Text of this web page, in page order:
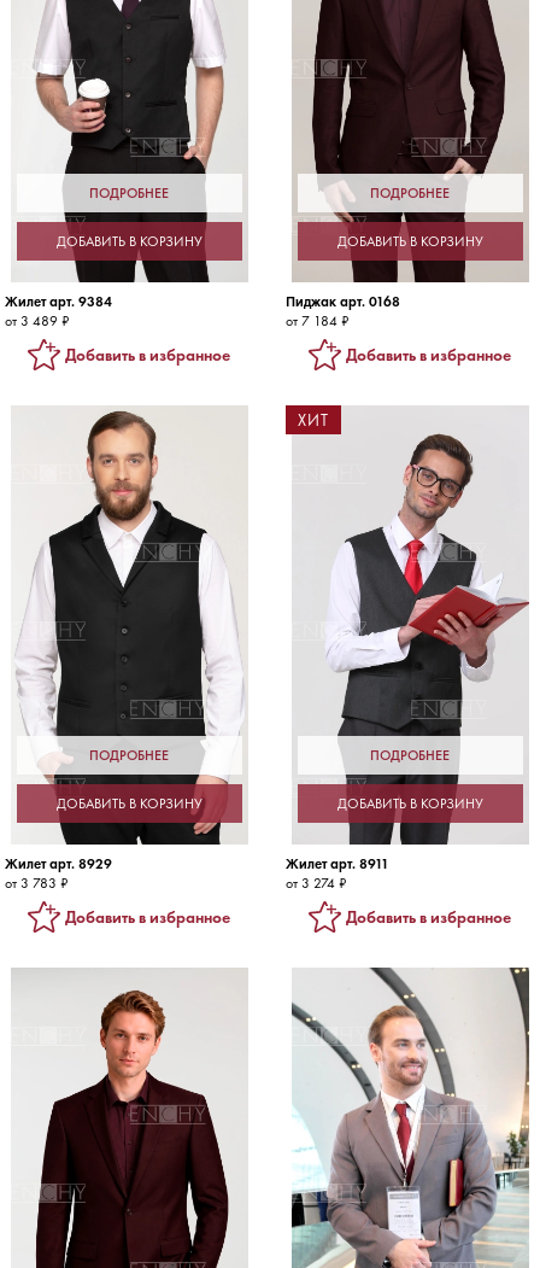
ПОДРОБНЕЕ
ДОБАВИТЬ В КОРЗИНУ
Жилет арт. 9384
от 3 489 ₽
Добавить в избранное
ПОДРОБНЕЕ
ДОБАВИТЬ В КОРЗИНУ
Пиджак арт. 0168
от 7 184 ₽
Добавить в избранное
ПОДРОБНЕЕ
ДОБАВИТЬ В КОРЗИНУ
Жилет арт. 8929
от 3 783 ₽
Добавить в избранное
ПОДРОБНЕЕ
ДОБАВИТЬ В КОРЗИНУ
ХИТ
Жилет арт. 8911
от 3 274 ₽
Добавить в избранное